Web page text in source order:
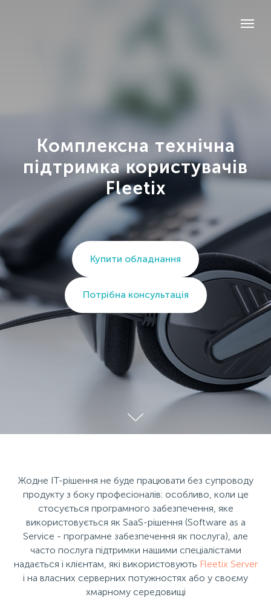
Комплексна технічна
підтримка користувачів
Fleetix
Купити обладнання
Потрібна консультація
Жодне IT-рішення не буде працювати без супроводу
продукту з боку професіоналів: особливо, коли це
стосується програмного забезпечення, яке
використовується як SaaS-рішення (Software as a
Service - програмне забезпечення як послуга), але
часто послуга підтримки нашими спеціалістами
надається і клієнтам, які використовують Fleetix Server
і на власних серверних потужностях або у своєму
хмарному середовищі